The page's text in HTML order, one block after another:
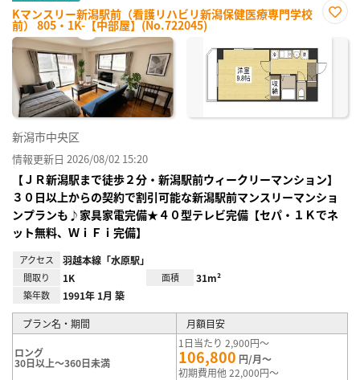
Kマンスリー新潟駅前（看護リハビリ新潟保健医療専門学校
前） 805・1K-【中部屋】(No.722045)
に入
録
新潟市中央区
情報更新日 2026/08/02 15:20
【ＪＲ新潟駅まで徒歩２分・新潟駅前ウィークリーマンション】
３０日以上からの契約で割引可能な新潟駅前マンスリーマンショ
ンプランも♪家具家電完備★４０型テレビ完備【セパ・１Ｋでネ
ット無料、ＷｉＦｉ完備】
アクセス 羽越本線「水原駅」
間取り 1K 面積 31m²
築年数 1991年 1月 築
プラン名・期間 月額目安
ロング
30日以上～360日未満
1日当たり 2,900円～
106,800 円/月～
初期費用他 22,000円～